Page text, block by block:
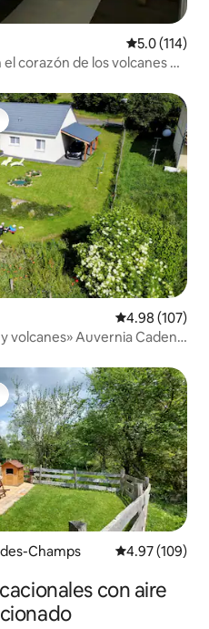
Calificación
5.0 (114)
corazón de los volcanes de
Calificación
4.98 (107)
volcanes» Auvernia Cadena
Champs Calificación
4.97 (109)
con aire